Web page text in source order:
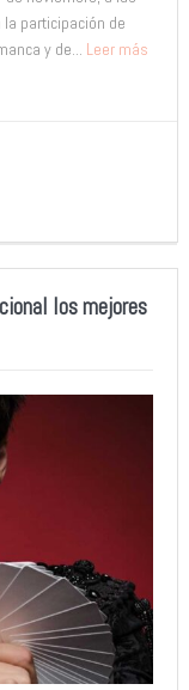
la participación de
y de... Leer más
los mejores